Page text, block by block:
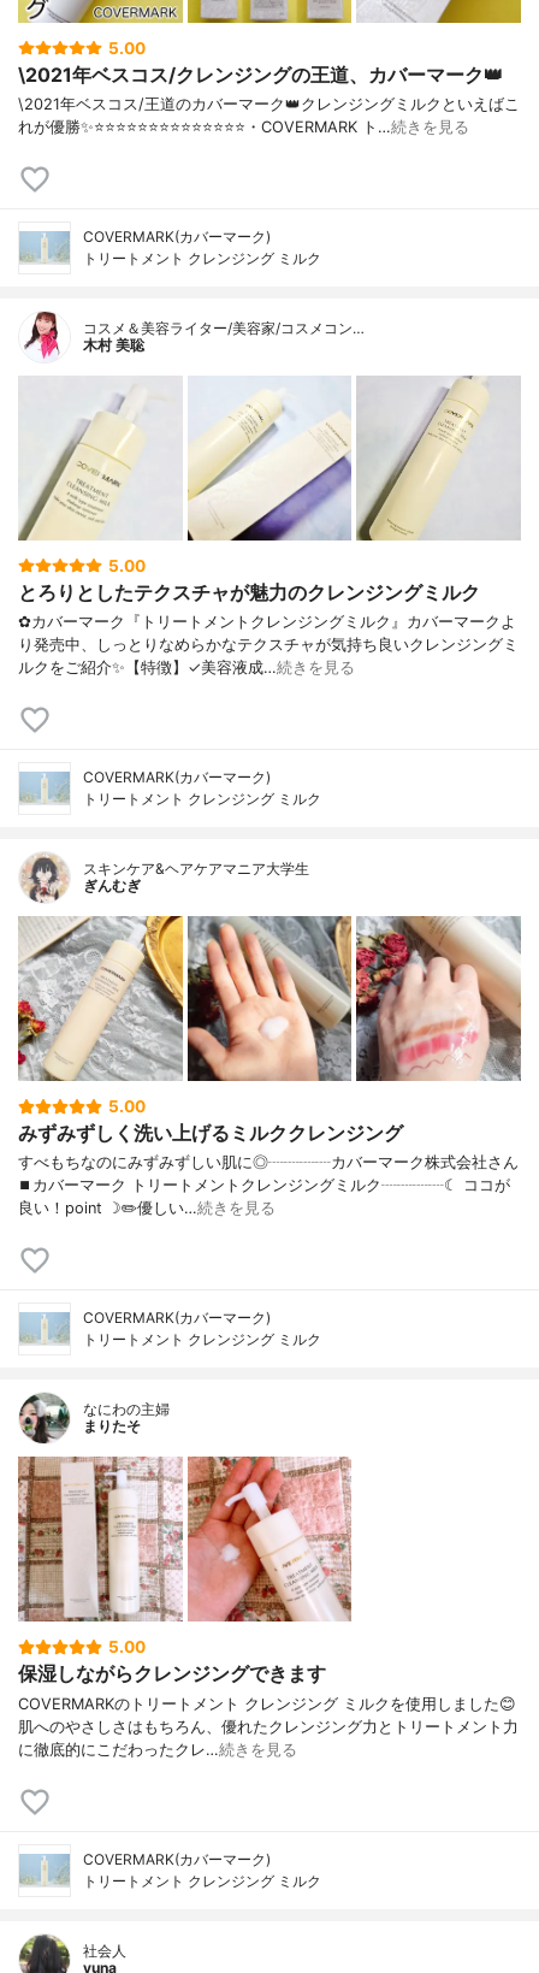
5.00
\2021年ベスコス/クレンジングの王道、カバーマーク👑
\2021年ベスコス/王道のカバーマーク👑クレンジングミルクといえばこ
れが優勝✨⭐️⭐️⭐️⭐️⭐️⭐️⭐️⭐️⭐️⭐️⭐️⭐️⭐️⭐️・COVERMARK ト…続きを見る
COVERMARK(カバーマーク)
トリートメント クレンジング ミルク
コスメ＆美容ライター/美容家/コスメコン…
木村 美聡
5.00
とろりとしたテクスチャが魅力のクレンジングミルク
✿カバーマーク『トリートメントクレンジングミルク』カバーマークよ
り発売中、しっとりなめらかなテクスチャが気持ち良いクレンジングミ
ルクをご紹介✨【特徴】✓美容液成…続きを見る
COVERMARK(カバーマーク)
トリートメント クレンジング ミルク
スキンケア&ヘアケアマニア大学生
ぎんむぎ
5.00
みずみずしく洗い上げるミルククレンジング
すべもちなのにみずみずしい肌に◎┈┈┈┈カバーマーク株式会社さん
⏹カバーマーク トリートメントクレンジングミルク┈┈┈┈☾ ココが
良い！point ☽✏️優しい…続きを見る
COVERMARK(カバーマーク)
トリートメント クレンジング ミルク
なにわの主婦
まりたそ
5.00
保湿しながらクレンジングできます
COVERMARKのトリートメント クレンジング ミルクを使用しました😊
肌へのやさしさはもちろん、優れたクレンジング力とトリートメント力
に徹底的にこだわったクレ…続きを見る
COVERMARK(カバーマーク)
トリートメント クレンジング ミルク
社会人
yuna